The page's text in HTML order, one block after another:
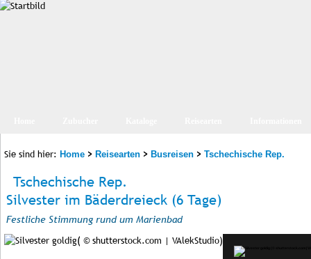
Sie sind hier: Home > Reisearten > Busreisen > Tschechische Rep.
Tschechische Rep.
Silvester im Bäderdreieck (6 Tage)
Festliche Stimmung rund um Marienbad